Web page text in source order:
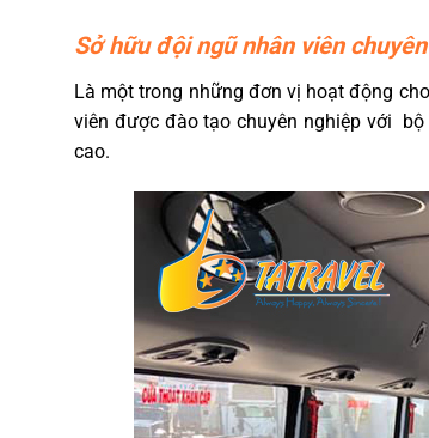
Sở hữu đội ngũ nhân viên
Là một trong những đơn vị hoạt động
viên được đào tạo chuyên nghiệp với
cao.